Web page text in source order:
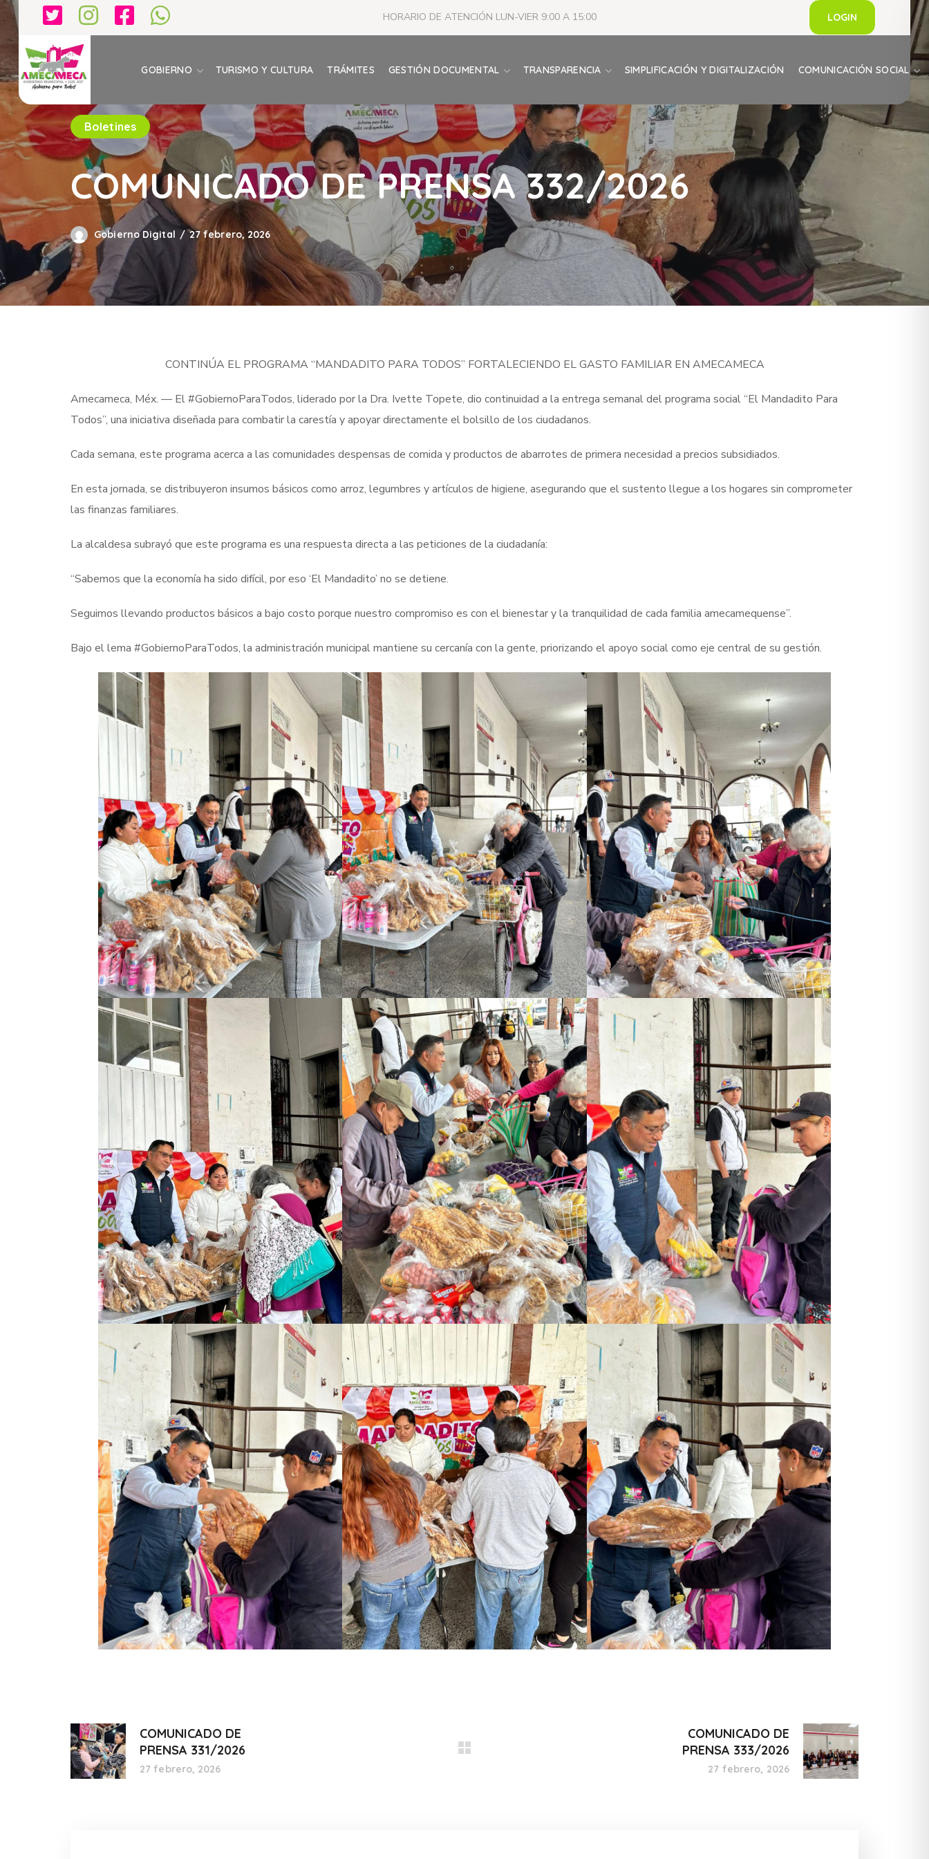
HORARIO DE ATENCIÓN LUN-VIER 9:00 A 15:00 LOGIN
GOBIERNO TURISMO Y CULTURA TRÁMITES GESTIÓN DOCUMENTAL TRANSPARENCIA SIMPLIFICACIÓN Y DIGITALIZACIÓN COMUNICACIÓN SOCIAL
Boletines
COMUNICADO DE PRENSA 332/2026
Gobierno Digital 27 febrero, 2026
CONTINÚA EL PROGRAMA “MANDADITO PARA TODOS” FORTALECIENDO EL GASTO FAMILIAR EN AMECAMECA
Amecameca, Méx. — El #GobiernoParaTodos, liderado por la Dra. Ivette Topete, dio continuidad a la entrega semanal del programa social “El Mandadito Para
Todos”, una iniciativa diseñada para combatir la carestía y apoyar directamente el bolsillo de los ciudadanos.
Cada semana, este programa acerca a las comunidades despensas de comida y productos de abarrotes de primera necesidad a precios subsidiados.
En esta jornada, se distribuyeron insumos básicos como arroz, legumbres y artículos de higiene, asegurando que el sustento llegue a los hogares sin comprometer
las finanzas familiares.
La alcaldesa subrayó que este programa es una respuesta directa a las peticiones de la ciudadanía:
“Sabemos que la economía ha sido difícil, por eso ‘El Mandadito’ no se detiene.
Seguimos llevando productos básicos a bajo costo porque nuestro compromiso es con el bienestar y la tranquilidad de cada familia amecamequense”.
Bajo el lema #GobiernoParaTodos, la administración municipal mantiene su cercanía con la gente, priorizando el apoyo social como eje central de su gestión.
COMUNICADO DE
PRENSA 331/2026
27 febrero, 2026
COMUNICADO DE
PRENSA 333/2026
27 febrero, 2026